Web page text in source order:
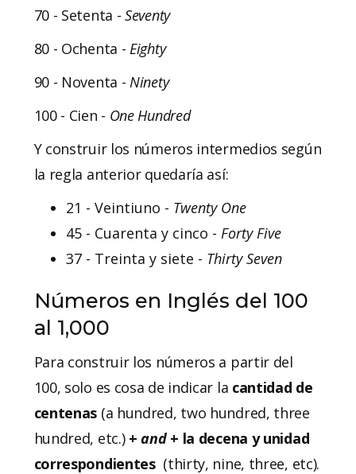
70 - Setenta -Seventy
80 - Ochenta - Eighty
90 - Noventa - Ninety
100 - Cien - One Hundred
Y construir los números intermedios según
la regla anterior quedaría así:
21 - Veintiuno - Twenty One
45 - Cuarenta y cinco - Forty Five
37 - Treinta y siete - Thirty Seven
Números en Inglés del 100
al 1,000
Para construir los números a partir del
100, solo es cosa de indicar la cantidad de
centenas (a hundred, two hundred, three
hundred, etc.) +and+ la decena y unidad
correspondientes(thirty, nine, three, etc).